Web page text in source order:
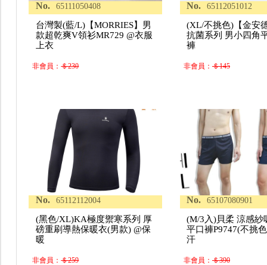
No. 65111050408
台灣製(藍/L)【MORRIES】男
款超乾爽V領衫MR729 @衣服
上衣
非會員：＄230
No. 65112051012
(XL/不挑色)【金安
抗菌系列 男小四角
褲
非會員： ＄145
No. 65112112004
(黑色/XL)KA極度禦寒系列 厚
磅重刷導熱保暖衣(男款) @保
暖
非會員：＄259
No. 65107080901
(M/3入)貝柔 涼感紗
平口褲P9747(不挑
汗
非會員： ＄390